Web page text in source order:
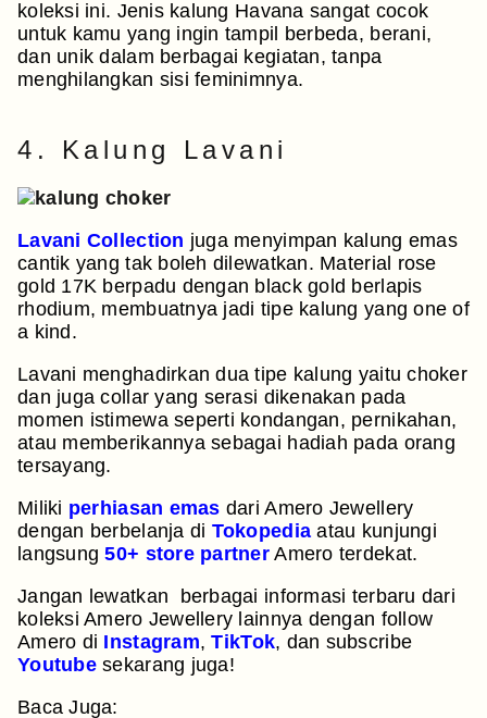
koleksi ini. Jenis kalung Havana sangat cocok
untuk kamu yang ingin tampil berbeda, berani,
dan unik dalam berbagai kegiatan, tanpa
menghilangkan sisi feminimnya.
4. Kalung Lavani
Lavani Collection juga menyimpan kalung emas
cantik yang tak boleh dilewatkan. Material rose
gold 17K berpadu dengan black gold berlapis
rhodium, membuatnya jadi tipe kalung yang one of
a kind.
Lavani menghadirkan dua tipe kalung yaitu choker
dan juga collar yang serasi dikenakan pada
momen istimewa seperti kondangan, pernikahan,
atau memberikannya sebagai hadiah pada orang
tersayang.
Miliki perhiasan emas dari Amero Jewellery
dengan berbelanja di Tokopedia atau kunjungi
langsung50+ store partner Amero terdekat.
Jangan lewatkan berbagai informasi terbaru dari
koleksi Amero Jewellery lainnya dengan follow
Amero di Instagram,TikTok, dan subscribe
Youtubesekarang juga!
Baca Juga: